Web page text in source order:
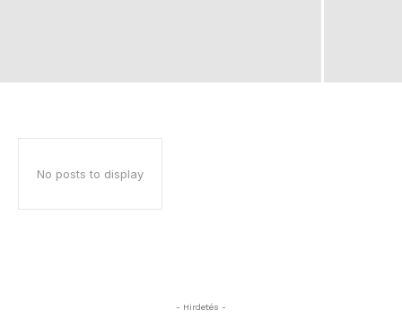
No posts to display
- Hirdetés -